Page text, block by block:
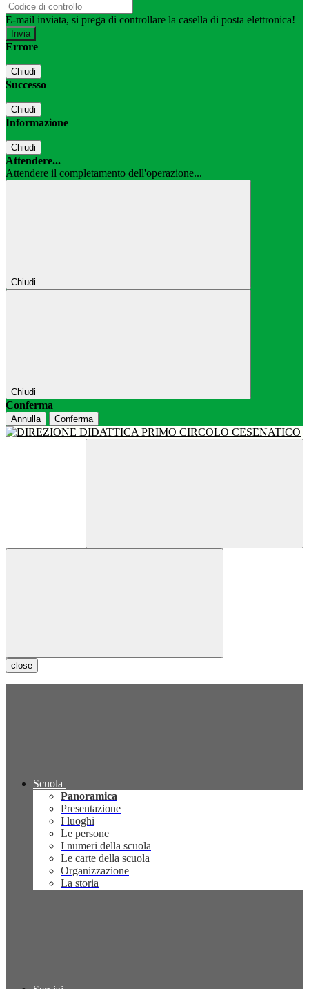
E-mail inviata, si prega di controllare la casella di posta elettronica!
Errore
Chiudi
Successo
Chiudi
Informazione
Chiudi
Attendere...
Attendere il completamento dell'operazione...
Chiudi
Chiudi
Conferma
Annulla Conferma
close
Scuola
Panoramica
Presentazione
I luoghi
Le persone
I numeri della scuola
Le carte della scuola
Organizzazione
La storia